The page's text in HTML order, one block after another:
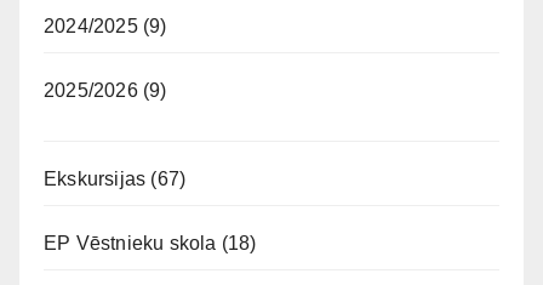
2024/2025(9)
2025/2026(9)
Ekskursijas (67)
EP Vēstnieku skola (18)